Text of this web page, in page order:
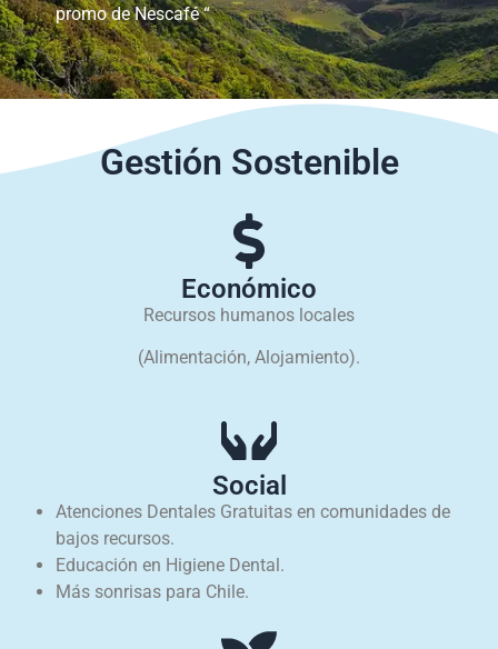
promo de Nescafé “
Gestión Sostenible
Económico
Recursos humanos locales
(Alimentación, Alojamiento).
Social
Atenciones Dentales Gratuitas en comunidades de
bajos recursos.
Educación en Higiene Dental.
Más sonrisas para Chile.